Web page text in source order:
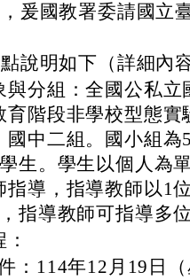
爰國教署委請國立
說明如下（詳細內
與分組：全國公私
育階段非學校型態
國中二組。國小組
生。學生以個人為
指導，指導教師以1
指導教師可指導多
：114年12月19日